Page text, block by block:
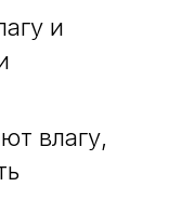
и
влагу,